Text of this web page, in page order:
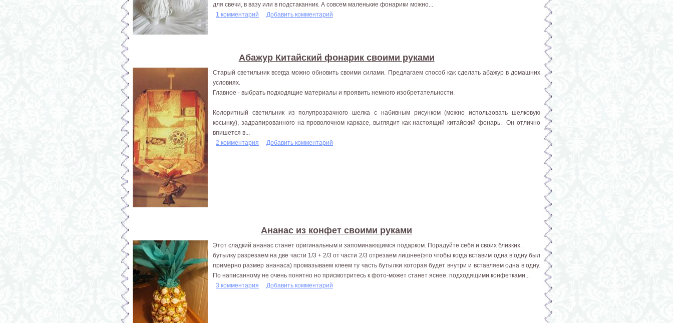
для свечи, в вазу или в подстаканник. А совсем маленькие фонарики можно...
1 комментарий
Добавить комментарий
Абажур Китайский фонарик своими руками
Старый светильник всегда можно обновить своими силами. Предлагаем способ как сделать абажур в домашних
условиях.
Главное - выбрать подходящие материалы и проявить немного изобретательности.
Колоритный светильник из полупрозрачного шелка с набивным рисунком (можно использовать шелковую
косынку), задрапированного на проволочном каркасе, выглядит как настоящий китайский фонарь. Он отлично
впишется в...
2 комментария
Добавить комментарий
Ананас из конфет своими руками
Этот сладкий ананас станет оригинальным и запоминающимся подарком. Порадуйте себя и своих близких.
бутылку разрезаем на две части 1/3 + 2/3 от части 2/3 отрезаем лишнее(это чтобы когда вставим одна в одну был
примерно размер ананаса) промазываем клеем ту часть бутылки которая будет внутри и вставляем одна в одну.
По написанному не очень понятно но присмотритесь к фото-может станет яснее. подходящими конфетками...
3 комментария
Добавить комментарий